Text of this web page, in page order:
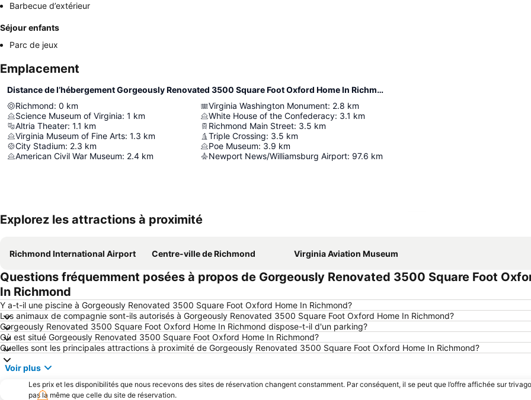
Barbecue d’extérieur
Séjour enfants
Parc de jeux
Emplacement
Distance de l’hébergement Gorgeously Renovated 3500 Square Foot Oxford Home In Richmond
Richmond: 0 km
Science Museum of Virginia: 1 km
Altria Theater: 1.1 km
Virginia Museum of Fine Arts: 1.3 km
City Stadium: 2.3 km
American Civil War Museum: 2.4 km
Virginia Washington Monument: 2.8 km
White House of the Confederacy: 3.1 km
Richmond Main Street: 3.5 km
Triple Crossing: 3.5 km
Poe Museum: 3.9 km
Newport News/Williamsburg Airport: 97.6 km
Explorez les attractions à proximité
Richmond International Airport Centre-ville de Richmond Virginia Aviation Museum
Questions fréquemment posées à propos de Gorgeously Renovated 3500 Square Foot
In Richmond
Y a-t-il une piscine à Gorgeously Renovated 3500 Square Foot Oxford Home In Richmond?
Les animaux de compagnie sont-ils autorisés à Gorgeously Renovated 3500 Square Foot Oxford Home In Richmond?
Gorgeously Renovated 3500 Square Foot Oxford Home In Richmond dispose-t-il d'un parking?
Où est situé Gorgeously Renovated 3500 Square Foot Oxford Home In Richmond?
Quelles sont les principales attractions à proximité de Gorgeously Renovated 3500 Square Foot Oxford Home In Richmond?
Voir plus
Les prix et les disponibilités que nous recevons des sites de réservation changent constamment. Par conséquent, il se peut que l’offre affichée sur
pas la même que celle du site de réservation.